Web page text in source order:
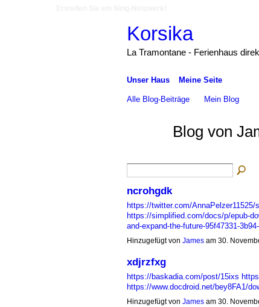
Korsika
La Tramontane - Ferienhaus
Unser Haus Meine Seite
Alle Blog-Beiträge Mein Blog
Blog von
ncrohgdk
https://twitter.com/AnnaPelzer11525/
https://simplified.com/docs/p/epub-
and-expand-the-future-95f47331-
Hinzugefügt von Jamesam 30.
xdjrzfxg
https://baskadia.com/post/15ixs
https://www.docdroid.net/bey8FA1/
Hinzugefügt von Jamesam 30.